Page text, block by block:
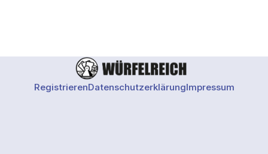
RegistrierenDatenschutzerklärungImpressum